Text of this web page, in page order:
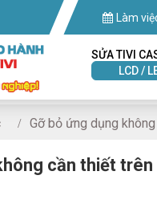
Làm
SỬA TIVI
LCD /
Gỡ bỏ ứng dụng
cần thiết